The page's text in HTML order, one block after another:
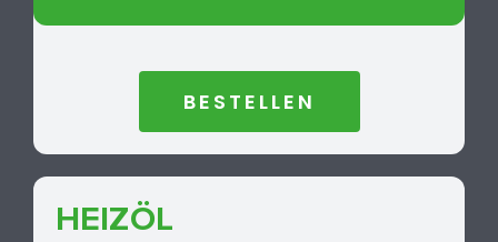
BESTELLEN
HEIZÖL